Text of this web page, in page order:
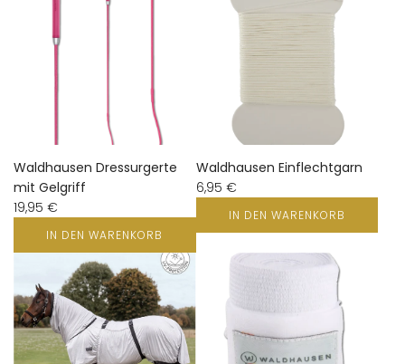
Waldhausen Dressurgerte
mit Gelgriff
19,95 €
IN DEN WARENKORB
Waldhausen Einflechtgarn
6,95 €
IN DEN WARENKORB